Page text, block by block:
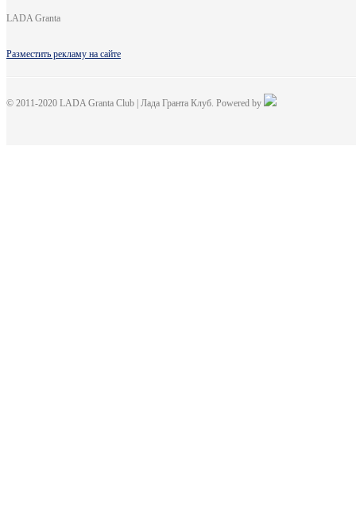
LADA Granta
Разместить рекламу на сайте
© 2011-2020 LADA Granta Club | Лада Гранта Клуб. Powered by